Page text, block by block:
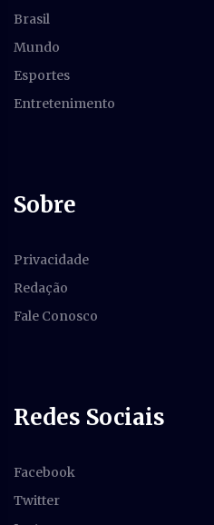
Brasil
Mundo
Esportes
Entretenimento
Sobre
Privacidade
Redação
Fale Conosco
Redes Sociais
Facebook
Twitter